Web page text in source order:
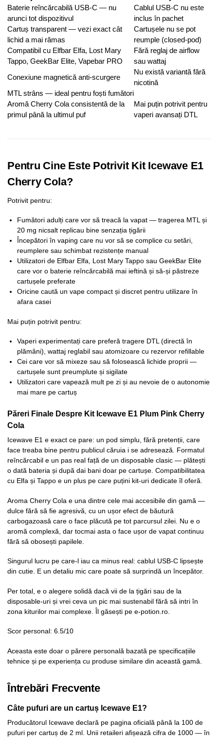
Baterie reîncărcabilă USB-C — nu
arunci tot dispozitivul
Cablul USB-C nu este
inclus în pachet
Cartuș transparent — vezi exact cât
lichid a mai rămas
Cartușele nu se pot
reumple (closed-pod)
Compatibil cu Elfbar Elfa, Lost Mary
Tappo, GeekBar Elite, Vapebar PRO
Fără reglaj de airflow
sau wattaj
Conexiune magnetică anti-scurgere
Nu există variantă fără
nicotină
MTL strâns — ideal pentru foști fumători
Aromă Cherry Cola consistentă de la
primul până la ultimul puf
Mai puțin potrivit pentru
vaperi avansați DTL
Pentru Cine Este Potrivit Kit Icewave E1
Cherry Cola?
Potrivit pentru:
Fumători adulți care vor să treacă la vapat — tragerea MTL și
20 mg nicsalt replicau bine senzația țigării
Începători în vaping care nu vor să se complice cu setări,
reumplere sau schimbat rezistențe manual
Utilizatori de Elfbar Elfa, Lost Mary Tappo sau GeekBar Elite
care vor o baterie reîncărcabilă mai ieftină și să-și păstreze
cartușele preferate
Oricine caută un vape compact și discret pentru utilizare în
afara casei
Mai puțin potrivit pentru:
Vaperi experimentați care preferă tragere DTL (directă în
plămâni), wattaj reglabil sau atomizoare cu rezervor refillable
Cei care vor să mixeze sau să folosească lichide proprii —
cartușele sunt preumplute și sigilate
Utilizatori care vapează mult pe zi și au nevoie de o autonomie
mai mare pe cartuș
Păreri Finale Despre Kit Icewave E1 Plum Pink Cherry
Cola
Icewave E1 e exact ce pare: un pod simplu, fără pretenții, care
face treaba bine pentru publicul căruia i se adresează. Formatul
reîncărcabil e un pas real față de un disposable clasic — plătești
o dată bateria și după dai bani doar pe cartușe. Compatibilitatea
cu Elfa și Tappo e un plus pe care puțini kit-uri dedicate îl oferă.
Aroma Cherry Cola e una dintre cele mai accesibile din gamă —
dulce fără să fie agresivă, cu un ușor efect de băutură
carbogazoasă care o face plăcută pe tot parcursul zilei. Nu e o
aromă complexă, dar tocmai asta o face ușor de vapat continuu
fără să obosești papilele.
Singurul lucru pe care-l iau ca minus real: cablul USB-C lipsește
din cutie. E un detaliu mic care poate să surprindă un începător.
Per total, e o alegere solidă dacă vii de la țigări sau de la
disposable-uri și vrei ceva un pic mai sustenabil fără să intri în
zona kiturilor mai complexe. Îl găsești pe e-potion.ro.
Scor personal: 6.5/10
Aceasta este doar o părere personală bazată pe specificațiile
tehnice și pe experiența cu produse similare din această gamă.
Întrebări Frecvente
Câte pufuri are un cartuș Icewave E1?
Producătorul Icewave declară pe pagina oficială până la 100 de
pufuri per cartuș de 2 ml. Unii retaileri afișează cifra de 1000 — în